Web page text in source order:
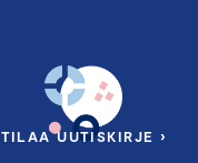
TILAA UUTISKIRJE ›